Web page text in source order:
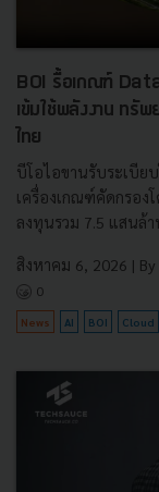
BOI รื้อเกณฑ์
เข้มใช้พลังงาน ทรั
ไทย
บีโอไอขานรับระเบีย
เครื่องเกณฑ์คัดกรอง
ลงทุนรวม 7.5 แสนล้
สิงหาคม 6, 2026 | By
0
News AI BOI Cloud